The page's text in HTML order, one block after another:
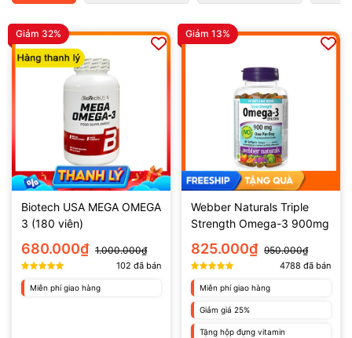
Giảm 32%
Biotech USA MEGA OMEGA
3 (180 viên)
680.000₫ 1.000.000₫
102 đã bán
Miễn phí giao hàng
Giảm 13%
Webber Naturals Triple
Strength Omega-3 900mg
825.000₫ 950.000₫
4788 đã bán
Miễn phí giao hàng
Giảm giá 25%
Tặng hộp đựng vitamin